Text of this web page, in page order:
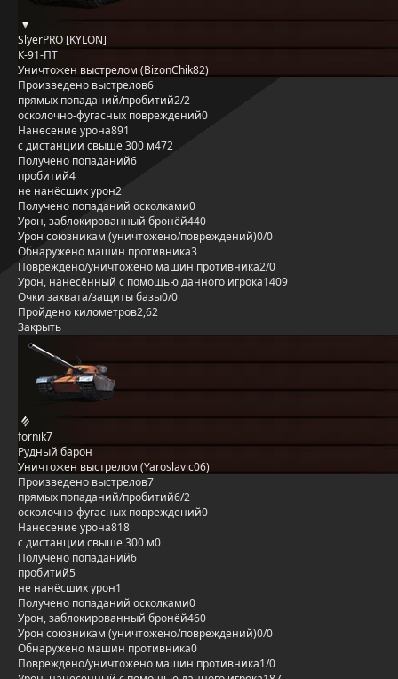
SlyerPRO [KYLON]
К-91-ПТ
Уничтожен выстрелом (BizonChik82)
Произведено выстрелов6
прямых попаданий/пробитий2/2
осколочно-фугасных повреждений0
Нанесение урона891
с дистанции свыше 300 м472
Получено попаданий6
пробитий4
не нанёсших урон2
Получено попаданий осколками0
Урон, заблокированный бронёй440
Урон союзникам (уничтожено/повреждений)0/0
Обнаружено машин противника3
Повреждено/уничтожено машин противника2/0
Урон, нанесённый с помощью данного игрока1409
Очки захвата/защиты базы0/0
Пройдено километров2,62
Закрыть
fornik7
Рудный барон
Уничтожен выстрелом (Yaroslavic06)
Произведено выстрелов7
прямых попаданий/пробитий6/2
осколочно-фугасных повреждений0
Нанесение урона818
с дистанции свыше 300 м0
Получено попаданий6
пробитий5
не нанёсших урон1
Получено попаданий осколками0
Урон, заблокированный бронёй460
Урон союзникам (уничтожено/повреждений)0/0
Обнаружено машин противника0
Повреждено/уничтожено машин противника1/0